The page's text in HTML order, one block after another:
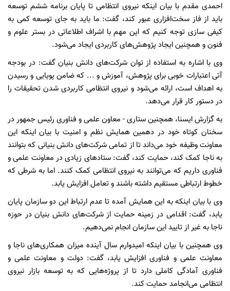
احمدی مقدم با بیان اینکه نیروی انتظامی تا پایان برنامه ششم توسعه
باید از فاز سخت‌افزاری عبور کند، گفت: ما باید به جای توسعه کمی به
کیفی سازی توجه کنیم که این مهم با اشراف اطلاعاتی در بستر علوم و
فنون و همچنین ایجاد پژوهش‌های کاربردی ایجاد می‌شود.
وی با اشاره به استفاده از توان شرکت‌های دانش بنیان گفت: در بودجه
آتی اعتبارات خوبی برای پژوهش، آموزش و ... که ضامن پویایی و رسیدن
به اهداف است،‌ ارائه می‌شود و نیروی انتظامی کاربردی شدن تحقیقات را
در دستور کار قرار می‌دهد.
به گزارش ایسنا، همچنین ستاری - معاون علمی و فناوری رئیس جمهور در
سخنان کوتاه خود در دهمین همایش نظم و امنیت با بیان اینکه این
معاونت وظیفه خود می‌داند تا از تمامی شرکت‌های دانش بنیانی که بتوانند
به ناجا کمک کند، حمایت کند، گفت: ستادهای زیادی در معاونت علمی و
فناوری داریم که می‌توانند به نیروی انتظامی کمک کنند. اما به شرطی که
خطوط ارتباطی مستقیم داشته باشند و تعامل افزایش یابد.
وی با بیان اینکه به این همایش آمده تا عدم ارتباط این دو سازمان پایان
یابد، گفت: اقدامی در زمینه حمایت از شرکت‌های دانش بنیان در حوزه
ناجا به غیر از تایید این سازمان انجام نمی‌دهیم.
وی همچنین با بیان اینکه امیدوارم سال آینده میزان همکاری‌های ناجا و
معاونت علمی و فناوری افزایش یابد، گفت: دولت و معاونت علمی و
فناوری آمادگی کاملی دارد تا از پروژه‌هایی که به توسعه بازار نیروی
انتظامی می‌انجامد حمایت کند.